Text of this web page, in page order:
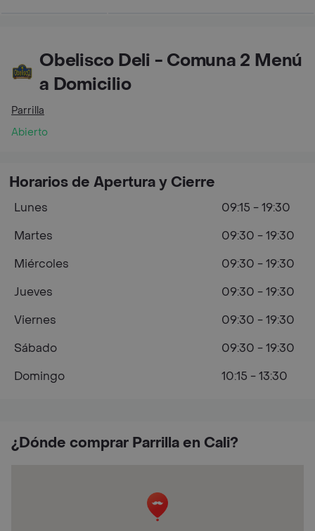
Obelisco Deli - Comuna 2 Menú
a Domicilio
Parrilla
Abierto
¿Dónde comprar Parrilla en Cali?
Horarios de Apertura y Cierre
Lunes
09:15 - 19:30
Martes
09:30 - 19:30
Miércoles
09:30 - 19:30
Jueves
09:30 - 19:30
Viernes
09:30 - 19:30
Sábado
09:30 - 19:30
Domingo
10:15 - 13:30